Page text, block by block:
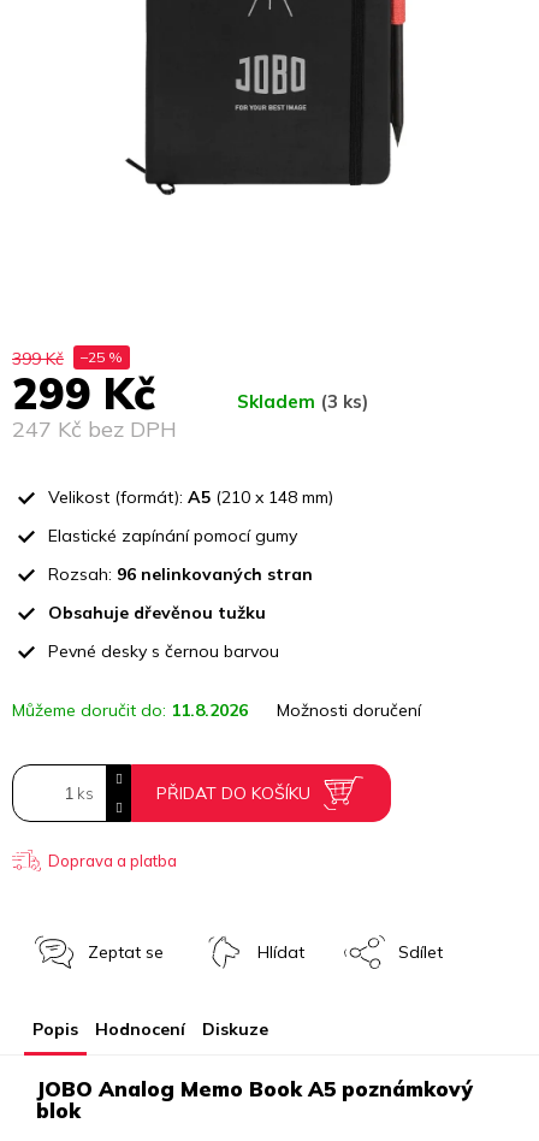
399 Kč –25 %
299 Kč
247 Kč bez DPH
cena:
Skladem (3 ks)
Můžeme doručit do: 11.8.2026 Možnosti doručení
PŘIDAT DO KOŠÍKU
Velikost (formát): A5 (210 x 148 mm)
Elastické zapínání pomocí gumy
Rozsah: 96 nelinkovaných stran
Obsahuje dřevěnou tužku
Pevné desky s černou barvou
Doprava a platba
Zeptat se Hlídat Sdílet
Popis Hodnocení Diskuze
JOBO Analog Memo Book A5 poznámkový
blok